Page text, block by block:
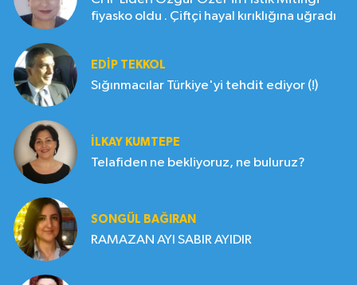
fiyasko oldu . Çiftçi hayal kırıklığına uğradı
EDIP TEKKOL
Sığınmacılar Türkiye'yi tehdit ediyor (!)
İLKAY KUMTEPE
Telafiden ne bekliyoruz, ne buluruz?
SONGÜL BAĞIRAN
RAMAZAN AYI SABIR AYIDIR